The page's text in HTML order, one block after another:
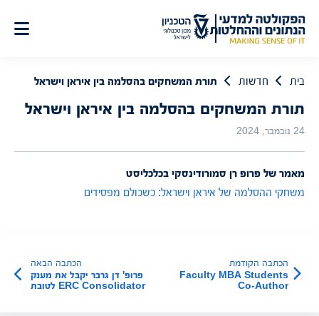
לתוכן
בית חדשות תורת המשחקים בהסלמה בין איראן וישראל
תורת המשחקים בהסלמה בין איראן וישראל
24 נובמבר, 2024
מאמר של פרופ רן סמורודינסקי בכלכליסט
משחקי ההסלמה של איראן וישראל: כשכולם מפסידים
הכתבה הקודמת
Faculty MBA Students
Co-Author
הכתבה הבאה
פרופ' דן גרבר יקבל את מענק
ERC Consolidator לטובת